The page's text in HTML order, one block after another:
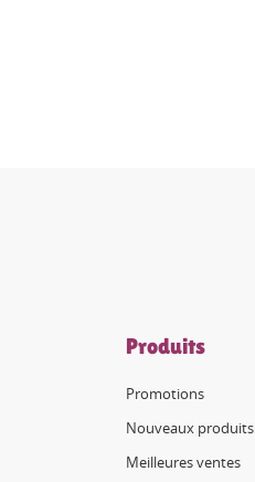
Produits
Promotions
Nouveaux produits
Meilleures ventes